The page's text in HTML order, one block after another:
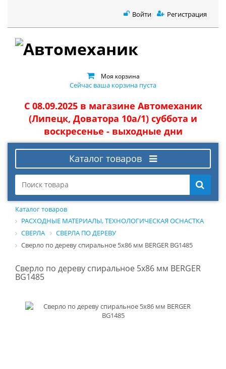
Войти Регистрация
Моя корзина
Сейчас ваша корзина пуста
С 08.09.2025 в магазине Автомеханик
(Липецк, Доватора 10а/1) суббота и
воскресенье - выходные дни
Каталог товаров
Каталог товаров
РАСХОДНЫЕ МАТЕРИАЛЫ, ТЕХНОЛОГИЧЕСКАЯ ОСНАСТКА
СВЕРЛА
СВЕРЛА ПО ДЕРЕВУ
Сверло по дереву спиральное 5х86 мм BERGER BG1485
Сверло по дереву спиральное 5х86 мм BERGER
BG1485